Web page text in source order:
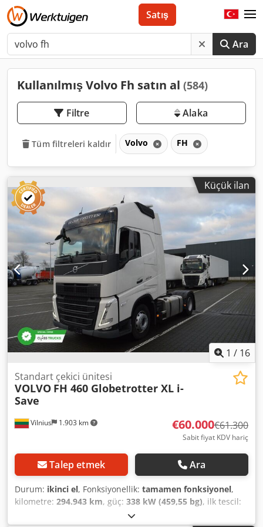
Ara
Satış
Kullanılmış Volvo Fh satın al (584)
Filtre Alaka
Tüm filtreleri kaldır Volvo FH
Küçük ilan
1 / 16
Vilnius 1.903 km
Standart çekici ünitesi
VOLVO FH 460 Globetrotter XL i-
Save
€60.000€61.300
Sabit fiyat KDV hariç
Talep etmek Ara
Durum: ikinci el, Fonksiyonellik: tamamen fonksiyonel,
kilometre: 294.943 km, güç: 338 kW (459,55 bg), ilk tescil:
, toplam ağırlık: